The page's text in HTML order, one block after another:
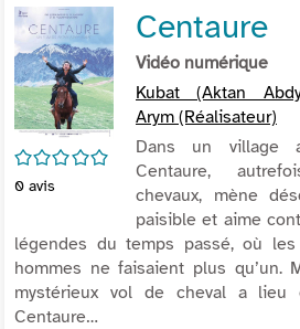
/5
0 avis
Centaure
Vidéo numérique
Kubat (Aktan
Arym (Réalisateur)
Dans un village
Centaure,
chevaux, mène
paisible et aime
légendes du temps passé, où
hommes ne faisaient plus qu’un.
mystérieux vol de cheval a lieu
Centaure…